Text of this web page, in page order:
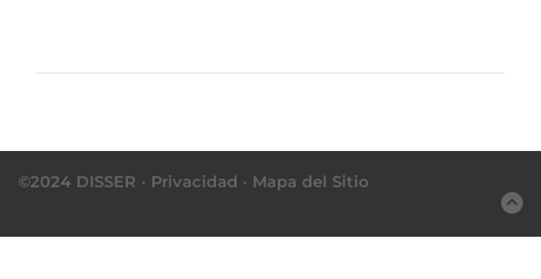
©2024 DISSER · Privacidad · Mapa del Sitio